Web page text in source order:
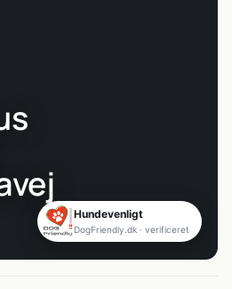
Hundevenligt
DogFriendly.dk · verificeret